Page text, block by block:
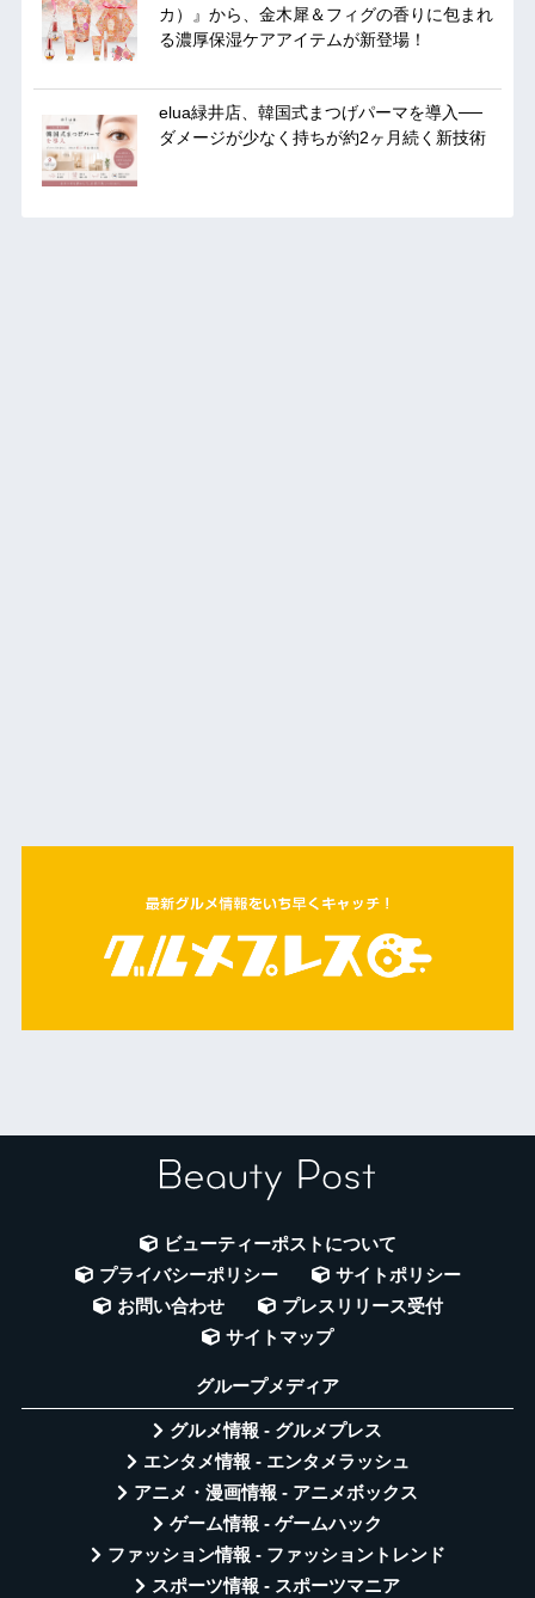
カ）』から、金木犀＆フィグの香りに包まれ
る濃厚保湿ケアアイテムが新登場！
elua緑井店、韓国式まつげパーマを導入──
ダメージが少なく持ちが約2ヶ月続く新技術
ビューティーポストについて
プライバシーポリシー
サイトポリシー
お問い合わせ
プレスリリース受付
サイトマップ
グループメディア
グルメ情報 - グルメプレス
エンタメ情報 - エンタメラッシュ
アニメ・漫画情報 - アニメボックス
ゲーム情報 - ゲームハック
ファッション情報 - ファッショントレンド
スポーツ情報 - スポーツマニア